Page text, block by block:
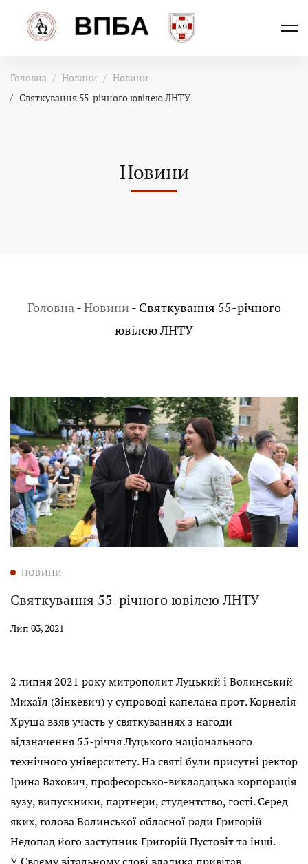
Головна Новини
Новини
Святкування 55-річного ювілею ЛНТУ
Новини
Головна-Новини- Святкування 55-річного
ювілею ЛНТУ
НОВИНИ
Святкування 55-річного ювілею ЛНТУ
Лип 03, 2021
2 липня 2021 року митрополит Луцький і Волинський
Михаїл (Зінкевич) у супроводі капелана прот. Корнелія
Хруща взяв участь у святкуваннях з нагоди
відзначення 55-річчя Луцького національного
технічного університету. На святі були присутні ректор
Ірина Вахович, професорсько-викладацька корпорація
вузу, випускники, партнери, студентство, гості. Серед
яких, голова Волинської обласної ради Григорій
Недопад його заступник Григорій Пустовіт та інші.
У Своєму вітальному слові владика привітав